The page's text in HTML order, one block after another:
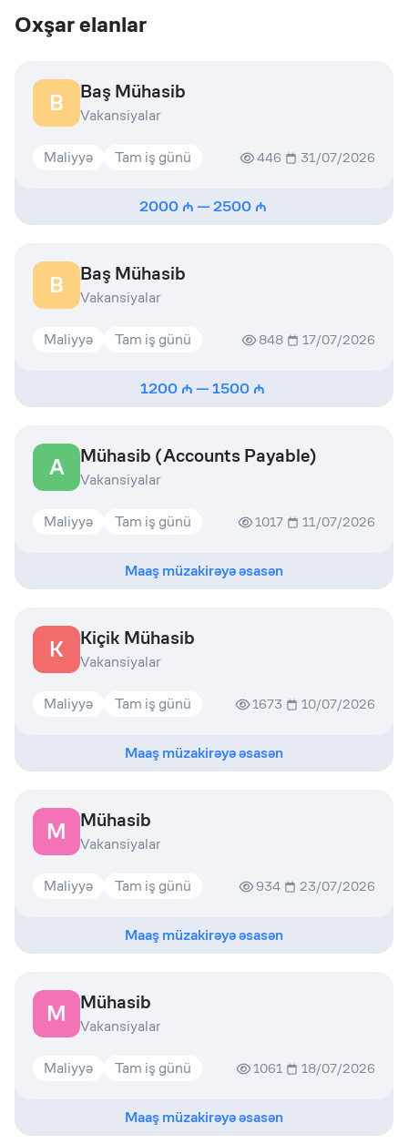
Oxşar elanlar
B Baş Mühasib
Vakansiyalar
Maliyyə Tam iş günü 446 31/07/2026
2000 —2500
B Baş Mühasib
Vakansiyalar
Maliyyə Tam iş günü 848 17/07/2026
1200 —1500
A Mühasib (Accounts Payable)
Vakansiyalar
Maliyyə Tam iş günü 1017 11/07/2026
Maaş müzakirəyə əsasən
K Kiçik Mühasib
Vakansiyalar
Maliyyə Tam iş günü 1673 10/07/2026
Maaş müzakirəyə əsasən
M Mühasib
Vakansiyalar
Maliyyə Tam iş günü 934 23/07/2026
Maaş müzakirəyə əsasən
M Mühasib
Vakansiyalar
Maliyyə Tam iş günü 1061 18/07/2026
Maaş müzakirəyə əsasən